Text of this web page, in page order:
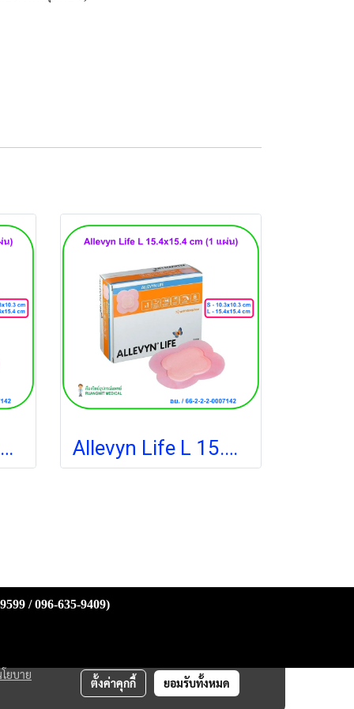
Allevyn Life S 10.3x10.3 cm (1 แผ่น) Allevyn Life L 15.4x15.4 cm (1 แผ่น)
/ 096-635-9409)
ยบาย
ตั้งค่าคุกกี้ ยอมรับทั้งหมด